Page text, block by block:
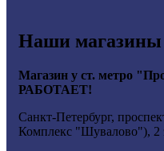
Наши магазины
Магазин у ст. метро
РАБОТАЕТ!
Санкт-Петербург,
Комплекс "Шувалово"), 2